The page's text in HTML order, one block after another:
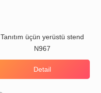
Tanıtım üçün yerüstü stend
N967
Detail